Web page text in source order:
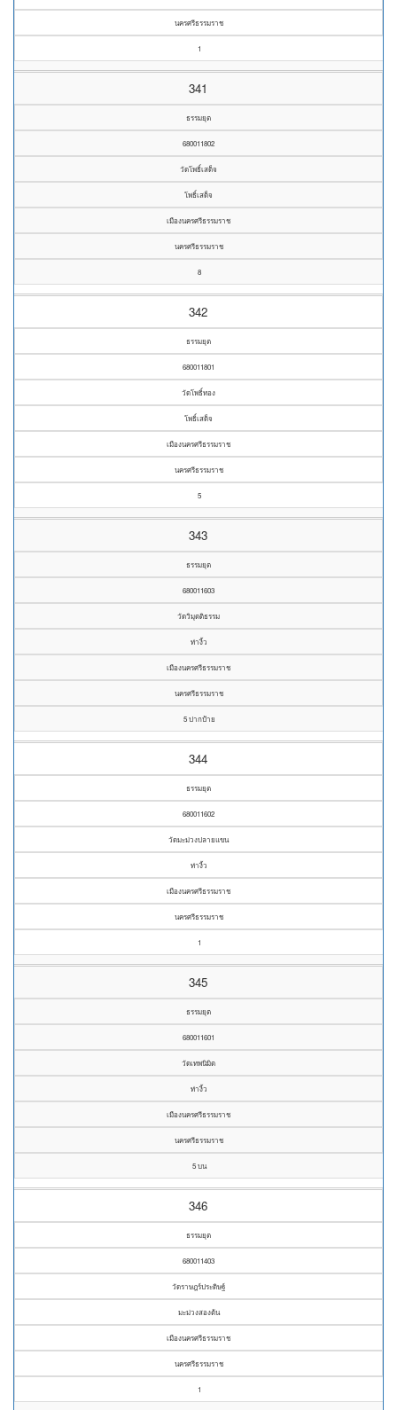
นครศรีธรรมราช
1
341
ธรรมยุต
680011802
วัดโพธิ์เสด็จ
โพธิ์เสด็จ
เมืองนครศรีธรรมราช
นครศรีธรรมราช
8
342
ธรรมยุต
680011801
วัดโพธิ์ทอง
โพธิ์เสด็จ
เมืองนครศรีธรรมราช
นครศรีธรรมราช
5
343
ธรรมยุต
680011603
วัดวิมุตติธรรม
ท่างิ้ว
เมืองนครศรีธรรมราช
นครศรีธรรมราช
5 ปากป้าย
344
ธรรมยุต
680011602
วัดมะม่วงปลายแขน
ท่างิ้ว
เมืองนครศรีธรรมราช
นครศรีธรรมราช
1
345
ธรรมยุต
680011601
วัดเทพนิมิต
ท่างิ้ว
เมืองนครศรีธรรมราช
นครศรีธรรมราช
5 บน
346
ธรรมยุต
680011403
วัดราษฎร์ประดิษฐ์
มะม่วงสองต้น
เมืองนครศรีธรรมราช
นครศรีธรรมราช
1